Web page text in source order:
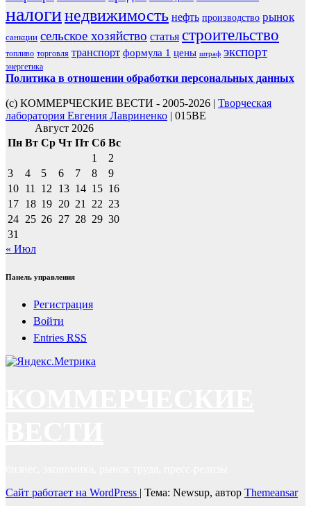
налогинедвижимость нефть производство рынок
санкции сельское хозяйство статья строительство
топливо торговля транспорт формула 1 цены штраф экспорт
энергетика
Политика в отношении обработки персональных данных
(с) КОММЕРЧЕСКИЕ ВЕСТИ - 2005-2026 | Творческая
лаборатория Евгения Лавриненко | 015BE
Август 2026
Пн Вт Ср Чт Пт Сб Вс
1
2
3
4 5 6 7 8
9
10 11 12 13 14 15 16
17 18 19 20 21 22 23
24 25 26 27 28 29 30
31
« Июл
Панель управления
Регистрация
Войти
Entries RSS
Сайт работает на WordPress | Тема: Newsup, автор Themeansar